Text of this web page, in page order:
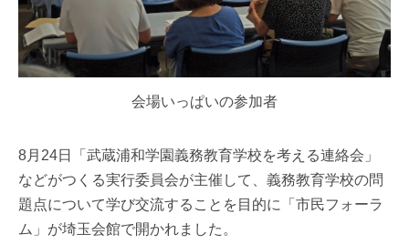
会場いっぱいの参加者
8月24日「武蔵浦和学園義務教育学校を考える連絡会」
などがつくる実行委員会が主催して、義務教育学校の問
題点について学び交流することを目的に「市民フォーラ
ム」が埼玉会館で開かれました。